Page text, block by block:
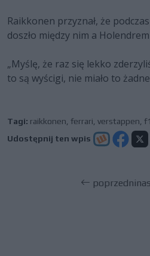
Raikkonen przyznał, że
doszło między nim a
„Myślę, że raz się lekko
to są wyścigi, nie miało to
Tagi: raikkonen, ferrari, verstappen, f1
Udostępnij ten wpis
poprzedni